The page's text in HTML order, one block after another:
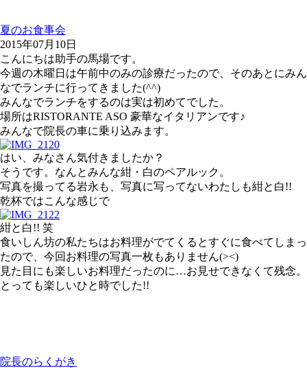
夏のお食事会
2015年07月10日
こんにちは助手の馬場です。
今週の木曜日は午前中のみの診療だったので、そのあとにみん
なでランチに行ってきました(^^)
みんなでランチをするのは実は初めてでした。
場所はRISTORANTE ASO 豪華なイタリアンです♪
みんなで院長の車に乗り込みます。
はい、みなさん気付きましたか？
そうです。なんとみんな紺・白のペアルック。
写真を撮ってる岩永も、写真に写ってないわたしも紺と白!!
乾杯ではこんな感じで
紺と白!! 笑
食いしん坊の私たちはお料理がでてくるとすぐに食べてしまっ
たので、今回お料理の写真一枚もありません(><)
見た目にも楽しいお料理だったのに…お見せできなくて残念。
とっても楽しいひと時でした!!
院長のらくがき